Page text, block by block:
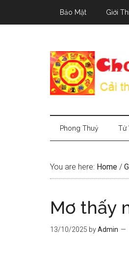
Bảo Mật Giới
Phong Thuỷ Tử
You are here: Home /
Mơ thấy
13/10/2025 byAdmin